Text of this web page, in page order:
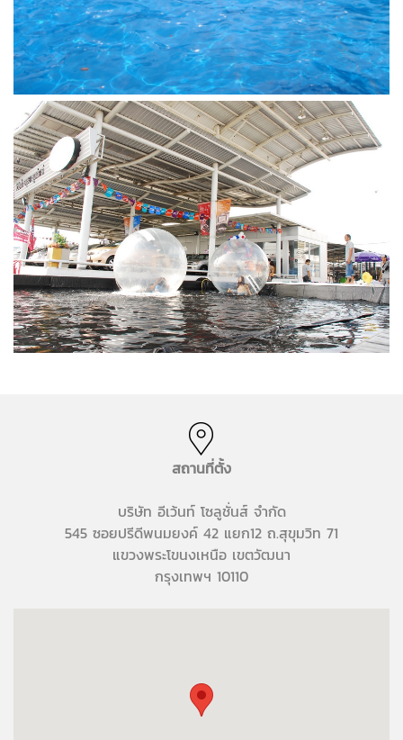
สถานที่ตั้ง
บริษัท อีเว้นท์ โซลูชั่นส์ จำกัด
545 ซอยปรีดีพนมยงค์ 42 แยก12 ถ.สุขุมวิท 71
แขวงพระโขนงเหนือ เขตวัฒนา
กรุงเทพฯ 10110